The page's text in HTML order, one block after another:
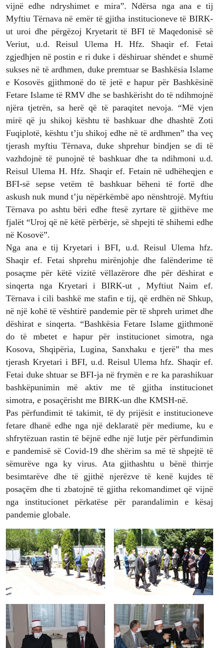
vijnë edhe ndryshimet e mira”. Ndërsa nga ana e tij
Myftiu Tërnava në emër të gjitha institucioneve të BIRK-
ut uroi dhe përgëzoj Kryetarit të BFI të Maqedonisë së
Veriut, u.d. Reisul Ulema H. Hfz. Shaqir ef. Fetai
zgjedhjen në postin e ri duke i dëshiruar shëndet e shumë
sukses në të ardhmen, duke premtuar se Bashkësia Islame
e Kosovës gjithmonë do të jetë e hapur për Bashkësinë
Fetare Islame të RMV dhe se bashkërisht do të ndihmojnë
njëra tjetrën, sa herë që të paraqitet nevoja. “Më vjen
mirë që ju shikoj kështu të bashkuar dhe dhashtë Zoti
Fuqiplotë, kështu t’ju shikoj edhe në të ardhmen” tha veç
tjerash myftiu Tërnava, duke shprehur bindjen se di të
vazhdojnë të punojnë të bashkuar dhe ta ndihmoni u.d.
Reisul Ulema H. Hfz. Shaqir ef. Fetain në udhëheqjen e
BFI-së sepse vetëm të bashkuar bëheni të fortë dhe
askush nuk mund t’ju nëpërkëmbë apo nënshtrojë. Myftiu
Tërnava po ashtu bëri edhe ftesë zyrtare të gjithëve me
fjalët “Uroj që në këtë përbërje, së shpejti të shihemi edhe
në Kosovë”.
Nga ana e tij Kryetari i BFI, u.d. Reisul Ulema hfz.
Shaqir ef. Fetai shprehu mirënjohje dhe falënderime të
posaçme për këtë vizitë vëllazërore dhe për dëshirat e
sinqerta nga Kryetari i BIRK-ut , Myftiut Naim ef.
Tërnava i cili bashkë me stafin e tij, që erdhën në Shkup,
në një kohë të vështirë pandemie për të shpreh urimet dhe
dëshirat e sinqerta. “Bashkësia Fetare Islame gjithmonë
do të mbetet e hapur për institucionet simotra, nga
Kosova, Shqipëria, Lugina, Sanxhaku e tjerë” tha mes
tjerash Kryetari i BFI, u.d. Reisul Ulema hfz. Shaqir ef.
Fetai duke shtuar se BFI-ja në frymën e re ka parashikuar
bashkëpunimin më aktiv me të gjitha institucionet
simotra, e posaçërisht me BIRK-un dhe KMSH-në.
Pas përfundimit të takimit, të dy prijësit e institucioneve
fetare dhanë edhe nga një deklaratë për mediume, ku e
shfrytëzuan rastin të bëjnë edhe një lutje për përfundimin
e pandemisë së Covid-19 dhe shërim sa më të shpejtë të
sëmurëve nga ky virus. Ata gjithashtu u bënë thirrje
besimtarëve dhe të gjithë njerëzve të kenë kujdes të
posaçëm dhe ti zbatojnë të gjitha rekomandimet që vijnë
nga institucionet përkatëse për parandalimin e kësaj
pandemie globale.